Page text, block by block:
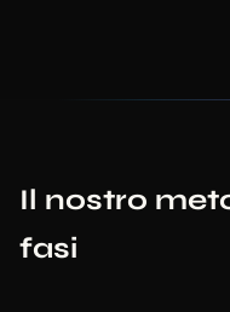
Il nostro
fasi